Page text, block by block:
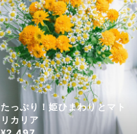
たっぷり！姫ひまわりとマト
リカリア